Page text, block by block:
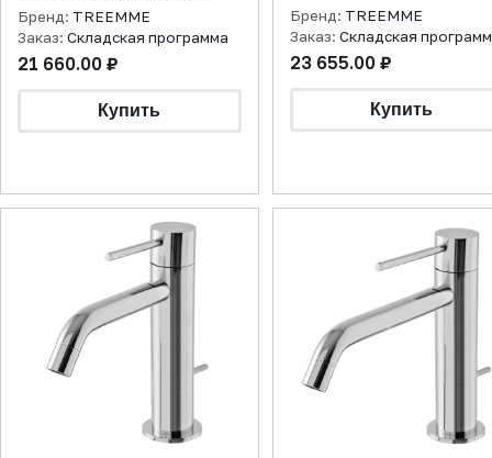
Бренд: TREEMME
Заказ: Складская программа
21 660.00 ₽
Бренд: TREEMME
Заказ: Складская
23 655.00 ₽